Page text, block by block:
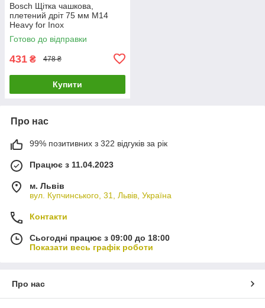
Bosch Щітка чашкова,
плетений дріт 75 мм М14
Heavy for Inox
Готово до відправки
431 ₴ 478 ₴
Купити
Про нас
99% позитивних з 322 відгуків за рік
Працює з 11.04.2023
м. Львів
вул. Купчинського, 31, Львів, Україна
Контакти
Сьогодні працює з 09:00 до 18:00
Показати весь графік роботи
Про нас